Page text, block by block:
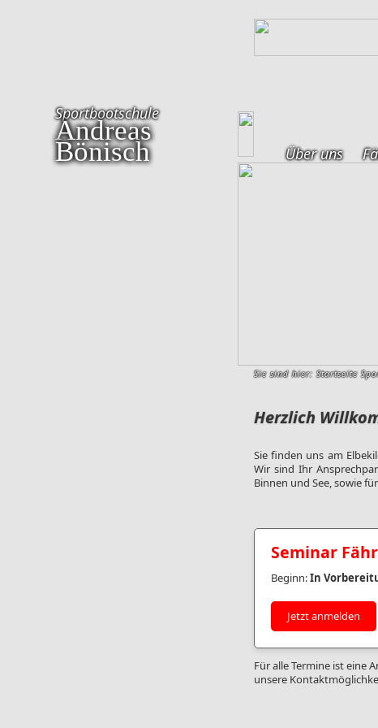
Sportbootschule
Andreas
Bönisch Über uns
Sie sind hier:Startseite
Herzlich
Sie finden uns am
Wir sind Ihr
Binnen und See, sowie
Seminar
Beginn:In
Jetzt anmelden
Für alle Termine ist eine
unsere